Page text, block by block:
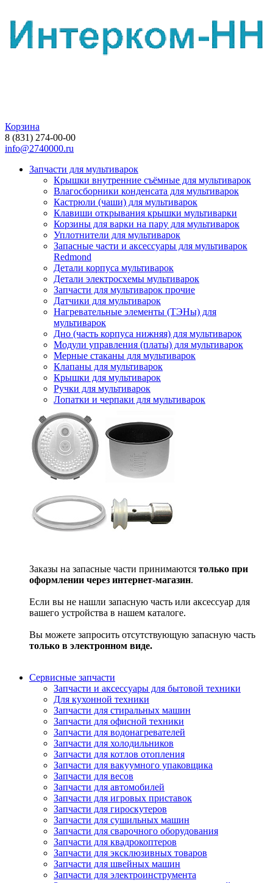
Корзина
8 (831) 274-00-00
info@2740000.ru
Запчасти для мультиварок
Крышки внутренние съёмные для мультиварок
Влагосборники конденсата для мультиварок
Кастрюли (чаши) для мультиварок
Клавиши открывания крышки мультиварки
Корзины для варки на пару для мультиварок
Уплотнители для мультиварок
Запасные части и аксессуары для мультиварок
Redmond
Детали корпуса мультиварок
Детали электросхемы мультиварок
Запчасти для мультиварок прочие
Датчики для мультиварок
Нагревательные элементы (ТЭНы) для
мультиварок
Дно (часть корпуса нижняя) для мультиварок
Модули управления (платы) для мультиварок
Мерные стаканы для мультиварок
Клапаны для мультиварок
Крышки для мультиварок
Ручки для мультиварок
Лопатки и черпаки для мультиварок
Заказы на запасные части принимаются только при
оформлении через интернет-магазин.
Если вы не нашли запасную часть или аксессуар для
вашего устройства в нашем каталоге.
Вы можете запросить отсутствующую запасную часть
только в электронном виде.
Сервисные запчасти
Запчасти и аксессуары для бытовой техники
Для кухонной техники
Запчасти для стиральных машин
Запчасти для офисной техники
Запчасти для водонагревателей
Запчасти для холодильников
Запчасти для котлов отопления
Запчасти для вакуумного упаковщика
Запчасти для весов
Запчасти для автомобилей
Запчасти для игровых приставок
Запчасти для гироскутеров
Запчасти для сушильных машин
Запчасти для сварочного оборудования
Запчасти для квадрокоптеров
Запчасти для эксклюзивных товаров
Запчасти для швейных машин
Запчасти для электроинструмента